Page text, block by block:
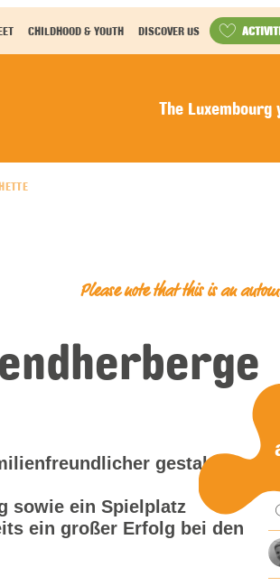
CHILDHOOD & YOUTH DISCOVER US
The Luxembourg
Please note that this is an
gestaltet.
sowie ein Spielplatz
ein großer Erfolg bei den